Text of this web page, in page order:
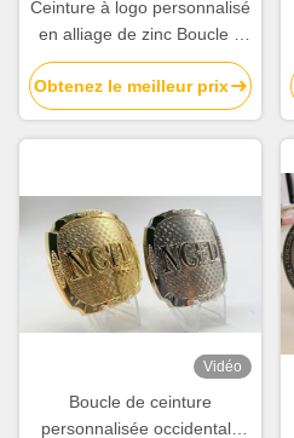
Ceinture à logo personnalisé
en alliage de zinc Boucle à
crochet 3,5 pouces pour
conceptions personnalisées
Obtenez le meilleur prix
Vidéo
Boucle de ceinture
personnalisée occidentale